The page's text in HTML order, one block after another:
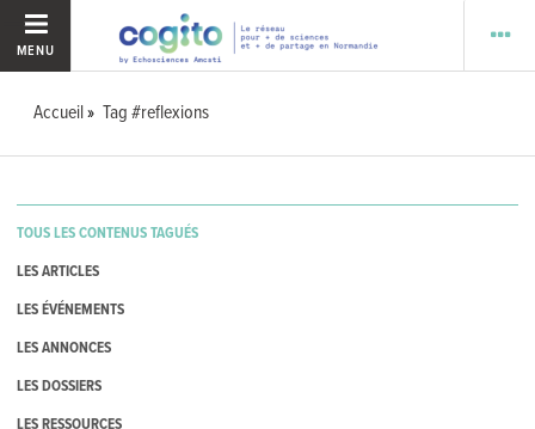
MENU
Accueil Tag #reflexions
TOUS LES CONTENUS TAGUÉS
LES ARTICLES
LES ÉVÉNEMENTS
LES ANNONCES
LES DOSSIERS